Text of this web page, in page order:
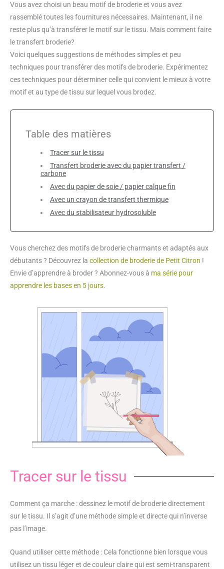
Vous avez choisi un beau motif de broderie et vous avez
rassemblé toutes les fournitures nécessaires. Maintenant, il ne
reste plus qu’à transférer le motif sur le tissu. Mais comment faire
le transfert broderie?
Voici quelques suggestions de méthodes simples et peu
techniques pour transférer des motifs de broderie. Expérimentez
ces techniques pour déterminer celle qui convient le mieux à votre
motif et au type de tissu sur lequel vous brodez.
Table des matières
Tracer sur le tissu
Transfert broderie avec du papier transfert /
carbone
Avec du papier de soie / papier calque fin
Avec un crayon de transfert thermique
Avec du stabilisateur hydrosoluble
Vous cherchez des motifs de broderie charmants et adaptés aux
débutants ? Découvrez la collection de broderie de Petit Citron !
Envie d’apprendre à broder ? Abonnez-vous à ma série pour
apprendre les bases en 5 jours.
Tracer sur le tissu
Comment ça marche : dessinez le motif de broderie directement
sur le tissu. Il s’agit d’une méthode simple et directe qui n’inverse
pas l’image.
Quand utiliser cette méthode : Cela fonctionne bien lorsque vous
utilisez un tissu léger et de couleur claire qui est semi-transparent